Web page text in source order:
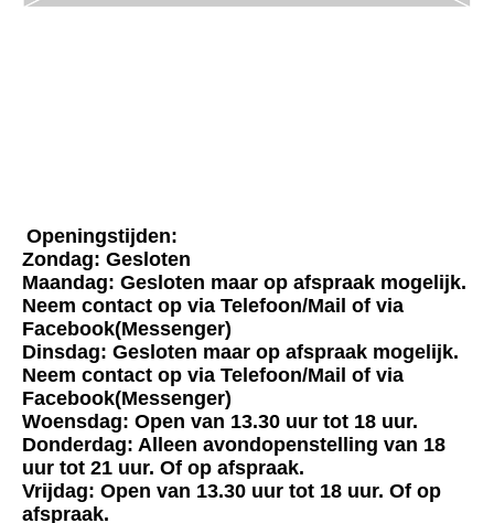
Openingstijden:
Zondag: Gesloten
Maandag: Gesloten maar op afspraak mogelijk.
Neem contact op via Telefoon/Mail of via
Facebook(Messenger)
Dinsdag: Gesloten maar op afspraak mogelijk.
Neem contact op via Telefoon/Mail of via
Facebook(Messenger)
Woensdag: Open van 13.30 uur tot 18 uur.
Donderdag: Alleen avondopenstelling van 18
uur tot 21 uur. Of op afspraak.
Vrijdag: Open van 13.30 uur tot 18 uur. Of op
afspraak.